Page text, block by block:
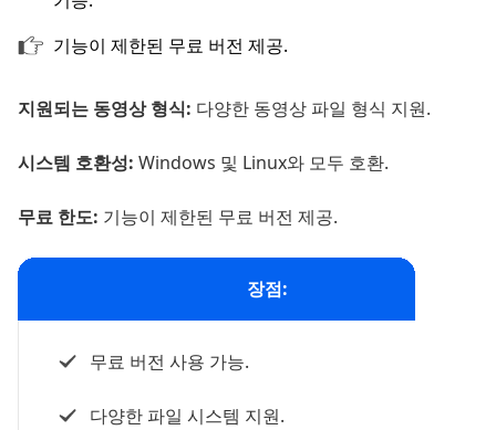
기능이 제한된 무료 버전 제공.
지원되는 동영상 형식: 다양한 동영상 파일 형식 지원.
시스템 호환성: Windows 및 Linux와 모두 호환.
무료 한도: 기능이 제한된 무료 버전 제공.
장점:
무료 버전 사용 가능.
다양한 파일 시스템 지원.